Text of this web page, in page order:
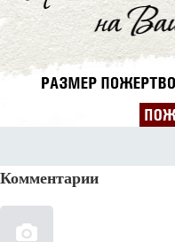
Комментарии